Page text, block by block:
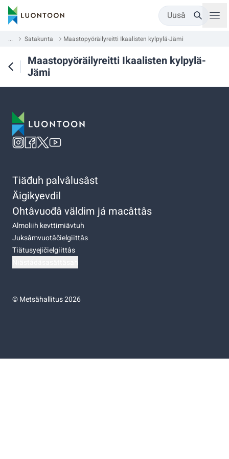
Uusâ
... Satakunta Maastopyöräilyreitti Ikaalisten kylpylä-Jämi
Maastopyöräilyreitti Ikaalisten kylpylä-
Jämi
Tiäđuh palvâlusâst
Äigikyevdil
Ohtâvuođâ väldim já macâttâs
Almoliih kevttimiävtuh
Juksâmvuotâčielgiittâs
Tiätusyejičielgiittâs
©Metsähallitus 2026